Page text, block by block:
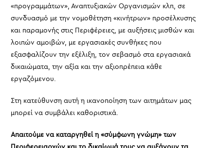
«προγραμμάτων», Αναπτυξιακών Οργανισμών κλπ, σε
συνδυασμό με την νομοθέτηση «κινήτρων» προσέλκυσης
και παραμονής στις Περιφέρειες, με αυξήσεις μισθών και
λοιπών αμοιβών, με εργασιακές συνθήκες που
εξασφαλίζουν την εξέλιξη, τον σεβασμό στα εργασιακά
δικαιώματα, την αξία και την αξιοπρέπεια κάθε
εργαζόμενου.
Στη κατεύθυνση αυτή η ικανοποίηση των αιτημάτων μας
μπορεί να συμβάλει καθοριστικά.
Απαιτούμε να καταργηθεί η «σύμφωνη γνώμη» των